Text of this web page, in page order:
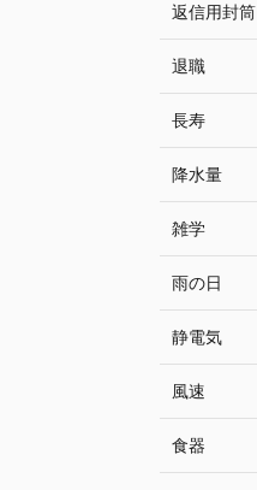
返信用封筒
退職
長寿
降水量
雑学
雨の日
静電気
風速
食器